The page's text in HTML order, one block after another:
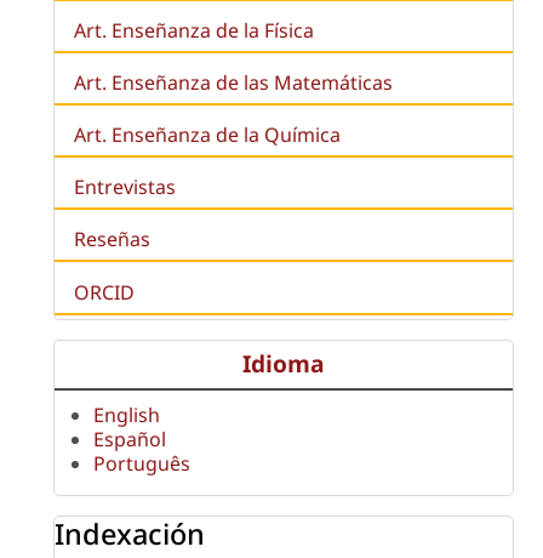
Art. Enseñanza de la Física
Art. Enseñanza de las Matemáticas
Art. Enseñanza de la Química
Entrevistas
Reseñas
ORCID
Idioma
English
Español
Português
Indexación